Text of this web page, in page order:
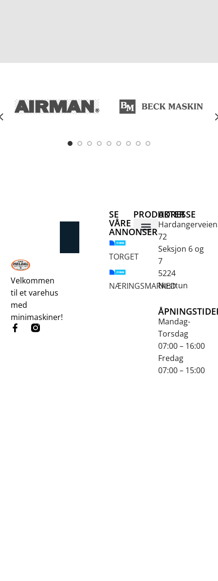
Velkommen
til et varehus
med
minimaskiner!
ADRESSE
Hardangerveien
72
Seksjon 6 og
7
5224
Nesttun
Mandag-
Torsdag
07:00 – 16:00
Fredag
07:00 – 15:00
PRODUKTER
SE
VÅRE
ANNONSER
TORGET
NÆRINGSMARKED